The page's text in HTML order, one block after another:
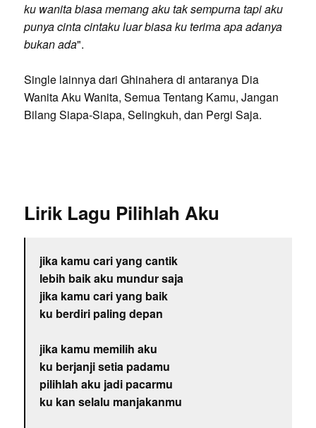
ku wanita biasa memang aku tak sempurna tapi aku
punya cinta cintaku luar biasa ku terima apa adanya
bukan ada".
Single lainnya dari Ghinahera di antaranya Dia
Wanita Aku Wanita, Semua Tentang Kamu, Jangan
Bilang Siapa-Siapa, Selingkuh, dan Pergi Saja.
Lirik Lagu Pilihlah Aku
jika kamu cari yang cantik
lebih baik aku mundur saja
jika kamu cari yang baik
ku berdiri paling depan
jika kamu memilih aku
ku berjanji setia padamu
pilihlah aku jadi pacarmu
ku kan selalu manjakanmu